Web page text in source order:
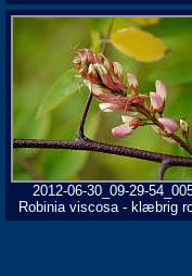
2012-06-30_09-29-
Robinia viscosa - klæbrig